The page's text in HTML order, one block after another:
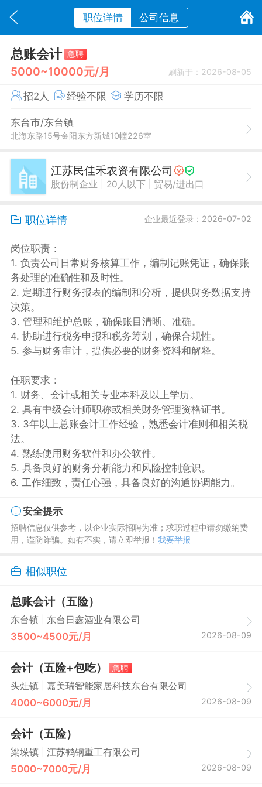
职位详情 公司信息
总账会计 急聘
5000~10000元/月 刷新于：2026-08-05
招2人 经验不限 学历不限
东台市/东台镇
北海东路15号金阳东方新城10幢226室
江苏民佳禾农资有限公司
股份制企业 20人以下 贸易/进出口
职位详情 企业最近登录：2026-07-02
岗位职责：
1. 负责公司日常财务核算工作，编制记账凭证，确保账
务处理的准确性和及时性。
2. 定期进行财务报表的编制和分析，提供财务数据支持
决策。
3. 管理和维护总账，确保账目清晰、准确。
4. 协助进行税务申报和税务筹划，确保合规性。
5. 参与财务审计，提供必要的财务资料和解释。
任职要求：
1. 财务、会计或相关专业本科及以上学历。
2. 具有中级会计师职称或相关财务管理资格证书。
3. 3年以上总账会计工作经验，熟悉会计准则和相关税
法。
4. 熟练使用财务软件和办公软件。
5. 具备良好的财务分析能力和风险控制意识。
6. 工作细致，责任心强，具备良好的沟通协调能力。
安全提示
招聘信息仅供参考，以企业实际招聘为准；求职过程中请勿缴纳费
用，谨防诈骗。如有不实，请立即举报！ 我要举报
相似职位
总账会计（五险）
东台镇 东台日鑫酒业有限公司
3500~4500元/月 2026-08-09
会计（五险+包吃）
急聘
头灶镇
嘉美瑞智能家居科技东台有限公司
4000~6000元/月 2026-08-09
会计（五险）
梁垛镇 江苏鹤钢重工有限公司
5000~7000元/月 2026-08-09